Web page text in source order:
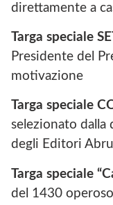
direttamente a
Targa speciale
Presidente del
motivazione
Targa speciale
selezionato dalla
degli Editori
Targa speciale
del 1430